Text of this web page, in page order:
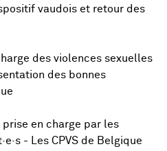
vaudois et retour des
des violences sexuelles
des bonnes
prise en charge par les
- Les CPVS de Belgique